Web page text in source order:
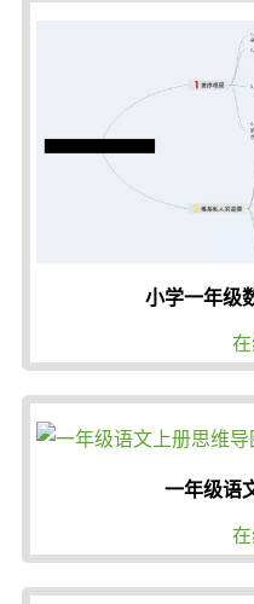
小学一年级
一年级语